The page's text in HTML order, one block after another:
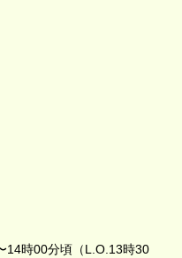
14時00分頃（L.O.13時30